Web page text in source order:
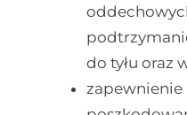
do tyłu oraz
zapewnienie